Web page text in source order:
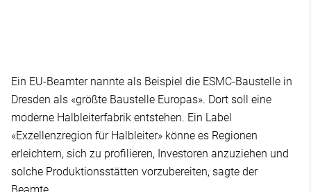
Ein EU-Beamter nannte als Beispiel die ESMC-Baustelle in
Dresden als «größte Baustelle Europas». Dort soll eine
moderne Halbleiterfabrik entstehen. Ein Label
«Exzellenzregion für Halbleiter» könne es Regionen
erleichtern, sich zu profilieren, Investoren anzuziehen und
solche Produktionsstätten vorzubereiten, sagte der